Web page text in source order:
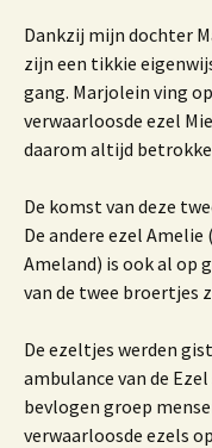
Dankzij mijn dochter
zijn een tikkie
gang. Marjolein ving
verwaarloosde ezel
daarom altijd
De komst van deze
De andere ezel
Ameland) is ook al op
van de twee broertjes
De ezeltjes werden
ambulance van de
bevlogen groep
verwaarloosde ezels